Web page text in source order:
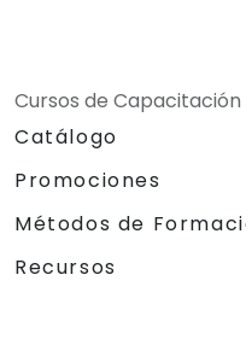
Cursos de Capacitación
Catálogo
Promociones
Métodos de
Recursos